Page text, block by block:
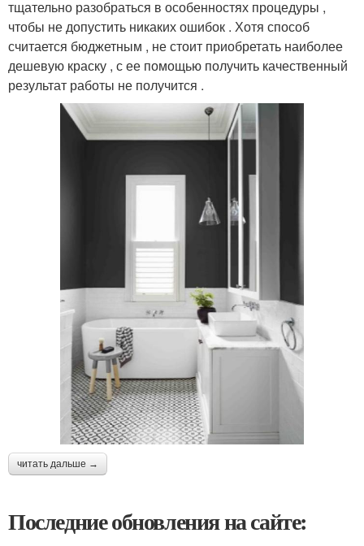
тщательно разобраться в особенностях процедуры ,
чтобы не допустить никаких ошибок . Хотя способ
считается бюджетным , не стоит приобретать наиболее
дешевую краску , с ее помощью получить качественный
результат работы не получится .
читать дальше →
Последние обновления на сайте: